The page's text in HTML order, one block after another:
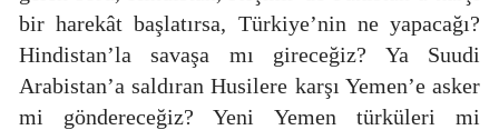
bir harekât başlatırsa, Türkiye’nin ne yapacağı?
Hindistan’la savaşa mı gireceğiz? Ya Suudi
Arabistan’a saldıran Husilere karşı Yemen’e asker
mi göndereceğiz? Yeni Yemen türküleri mi